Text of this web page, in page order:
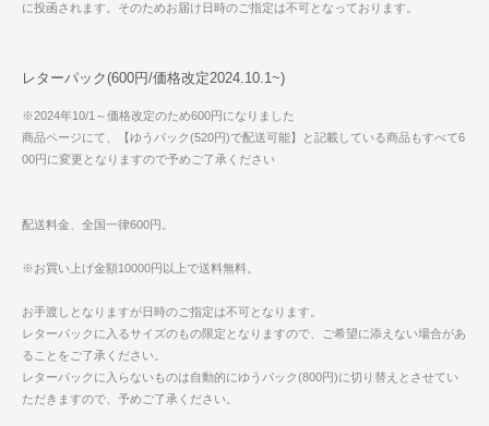
に投函されます。そのためお届け日時のご指定は不可となっております。
レターパック(600円/価格改定2024.10.1~)
※2024年10/1～価格改定のため600円になりました
商品ページにて、【ゆうパック(520円)で配送可能】と記載している商品もすべて6
00円に変更となりますので予めご了承ください
配送料金、全国一律600円。
※お買い上げ金額10000円以上で送料無料。
お手渡しとなりますが日時のご指定は不可となります。
レターパックに入るサイズのもの限定となりますので、ご希望に添えない場合があ
ることをご了承ください。
レターパックに入らないものは自動的にゆうパック(800円)に切り替えとさせてい
ただきますので、予めご了承ください。